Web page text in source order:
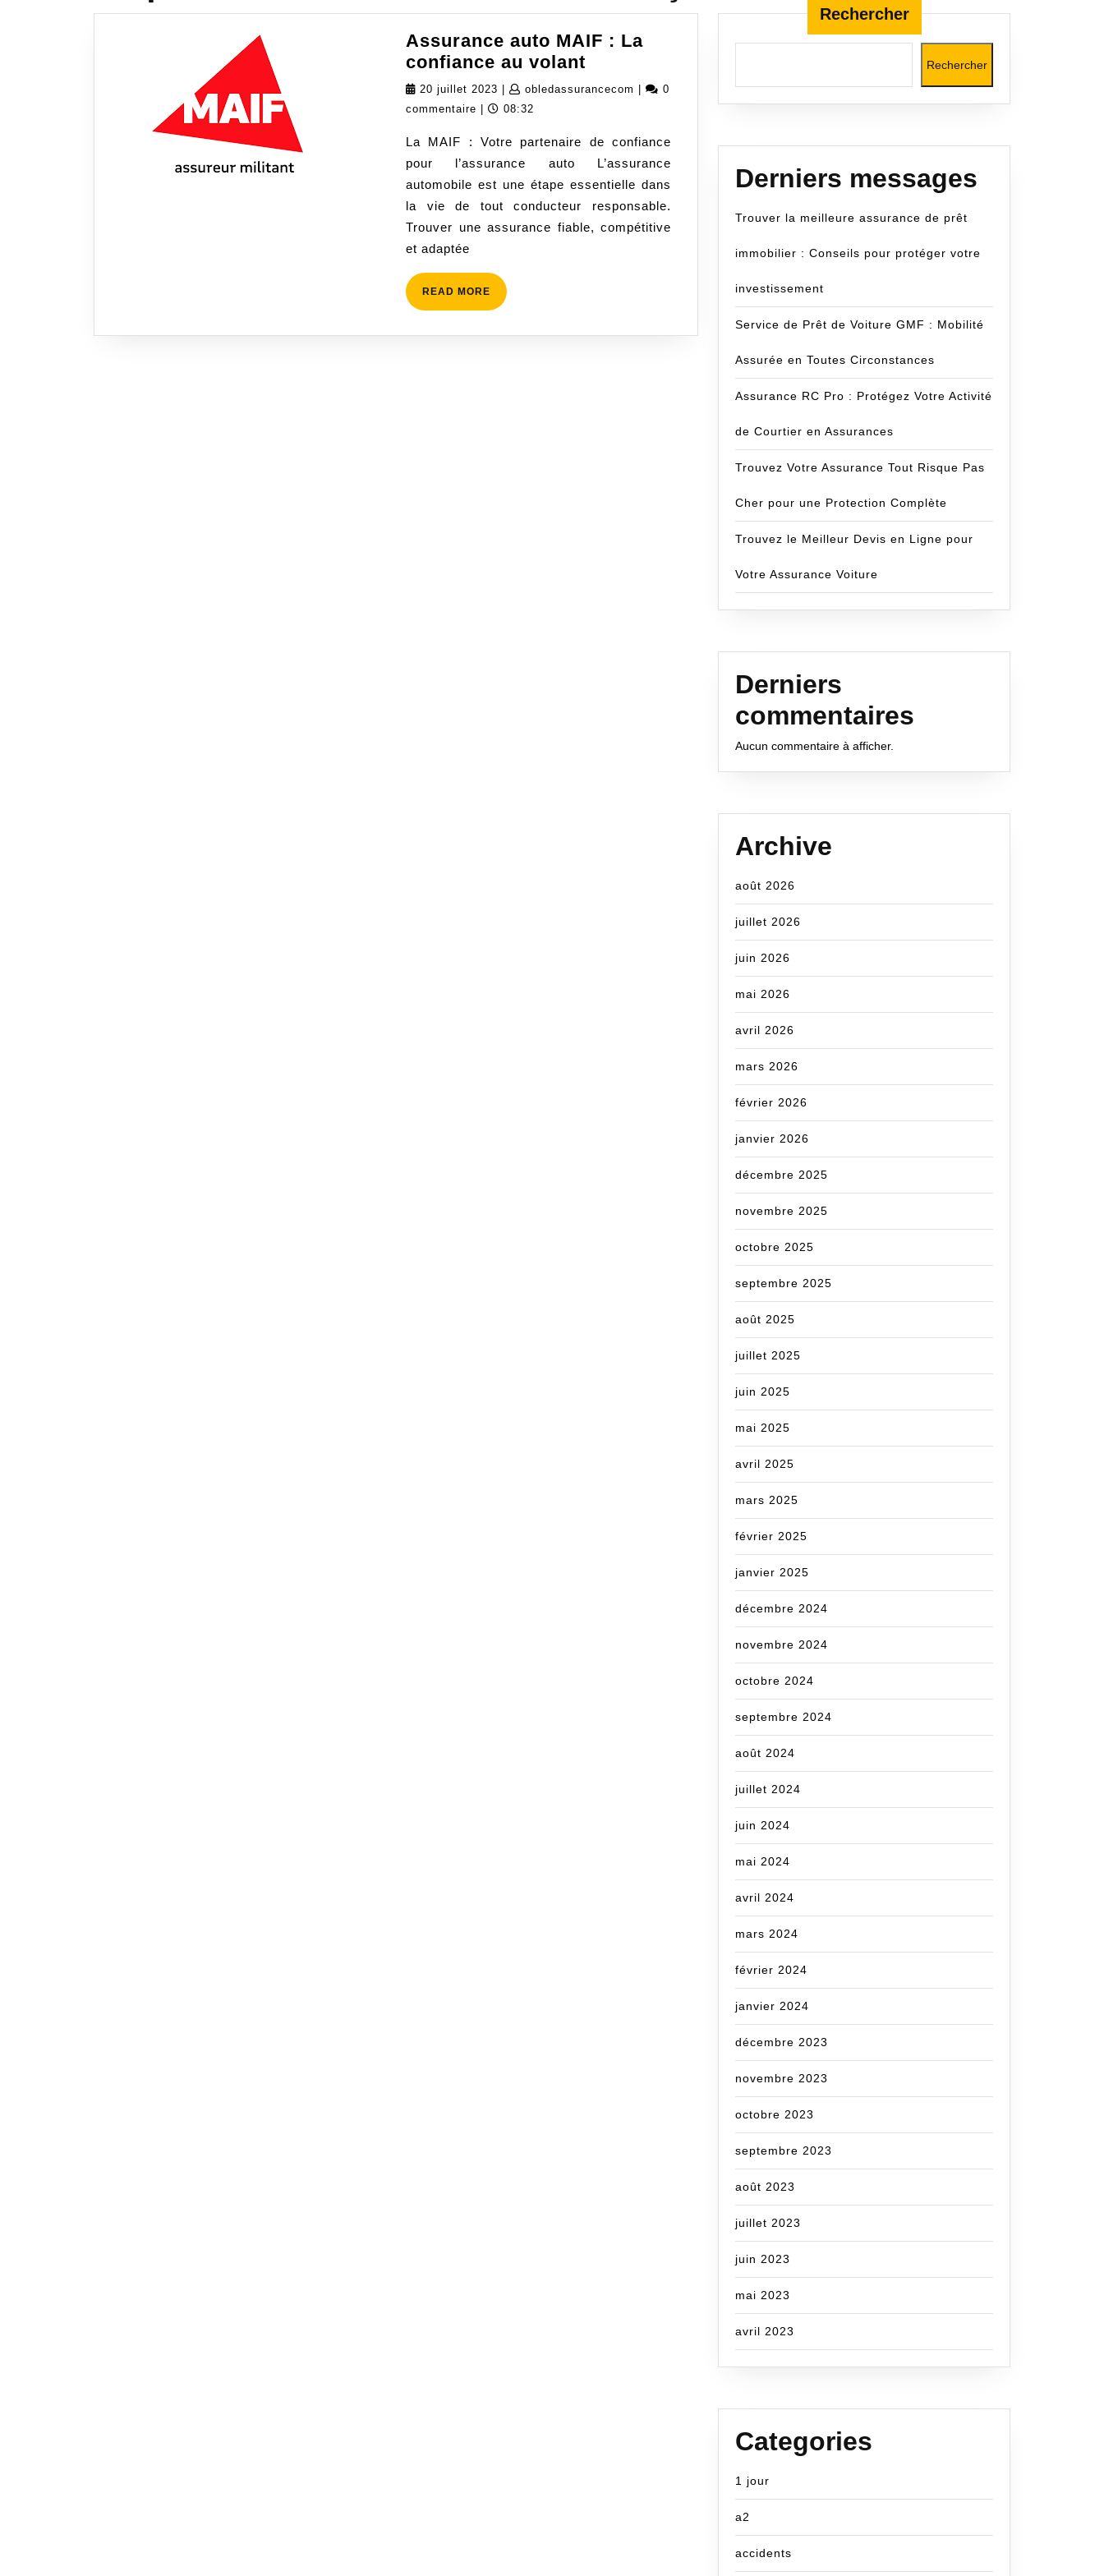
Assurance auto MAIF : La
confiance au volant
auto
La
confiance
au
volant
20 juillet 2023 20
juillet
obledassurancecom obledassurancecom
0
commentaire
08:32
La MAIF : Votre partenaire de confiance
pour l’assurance auto L’assurance
automobile est une étape essentielle dans
la vie de tout conducteur responsable.
Trouver une assurance fiable, compétitive
et adaptée
READ MORE READ
MORE
Rechercher
Rechercher
Derniers messages
Trouver la meilleure assurance de prêt
immobilier : Conseils pour protéger votre
investissement
Service de Prêt de Voiture GMF : Mobilité
Assurée en Toutes Circonstances
Assurance RC Pro : Protégez Votre Activité
de Courtier en Assurances
Trouvez Votre Assurance Tout Risque Pas
Cher pour une Protection Complète
Trouvez le Meilleur Devis en Ligne pour
Votre Assurance Voiture
Derniers
commentaires
Aucun commentaire à afficher.
Archive
août 2026
juillet 2026
juin 2026
mai 2026
avril 2026
mars 2026
février 2026
janvier 2026
décembre 2025
novembre 2025
octobre 2025
septembre 2025
août 2025
juillet 2025
juin 2025
mai 2025
avril 2025
mars 2025
février 2025
janvier 2025
décembre 2024
novembre 2024
octobre 2024
septembre 2024
août 2024
juillet 2024
juin 2024
mai 2024
avril 2024
mars 2024
février 2024
janvier 2024
décembre 2023
novembre 2023
octobre 2023
septembre 2023
août 2023
juillet 2023
juin 2023
mai 2023
avril 2023
Categories
1 jour
a2
accidents